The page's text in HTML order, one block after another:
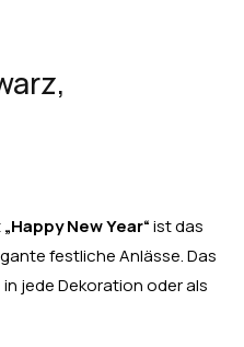
„Happy New Year“ist das
festliche Anlässe. Das
jede Dekoration oder als